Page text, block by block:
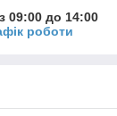
09:00 до 14:00
роботи